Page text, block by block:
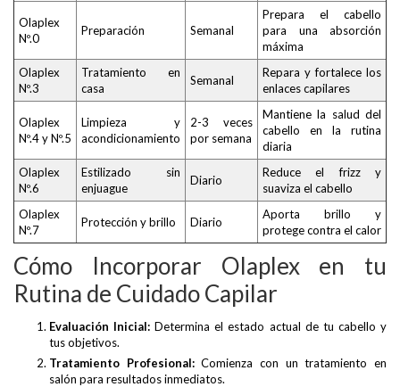
Olaplex
Nº.0
Preparación Semanal
Prepara el cabello
para una absorción
máxima
Olaplex
Nº.3
Tratamiento en
casa
Semanal
Repara y fortalece los
enlaces capilares
Olaplex
Nº.4 y Nº.5
Limpieza y
acondicionamiento
2-3 veces
por semana
Mantiene la salud del
cabello en la rutina
diaria
Olaplex
Nº.6
Estilizado sin
enjuague
Diario
Reduce el frizz y
suaviza el cabello
Olaplex
Nº.7
Protección y brillo Diario
Aporta brillo y
protege contra el calor
Cómo Incorporar Olaplex en tu
Rutina de Cuidado Capilar
Evaluación Inicial: Determina el estado actual de tu cabello y
tus objetivos.
Tratamiento Profesional:Comienza con un tratamiento en
salón para resultados inmediatos.